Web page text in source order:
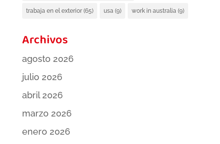
trabaja en el exterior(65) usa (9) work in australia (9)
Archivos
agosto 2026
julio 2026
abril 2026
marzo 2026
enero 2026